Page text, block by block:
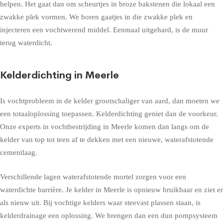
helpen. Het gaat dan om scheurtjes in broze bakstenen die lokaal een
zwakke plek vormen. We boren gaatjes in die zwakke plek en
injecteren een vochtwerend middel. Eenmaal uitgehard, is de muur
terug waterdicht.
Kelderdichting in Meerle
Is vochtprobleem in de kelder grootschaliger van aard, dan moeten we
een totaaloplossing toepassen. Kelderdichting geniet dan de voorkeur.
Onze experts in vochtbestrijding in Meerle komen dan langs om de
kelder van top tot teen af te dekken met een nieuwe, waterafstotende
cementlaag.
Verschillende lagen waterafstotende mortel zorgen voor een
waterdichte barrière. Je kelder in Meerle is opnieuw bruikbaar en ziet er
als nieuw uit. Bij vochtige kelders waar steevast plassen staan, is
kelderdrainage een oplossing. We brengen dan een dun pompsysteem